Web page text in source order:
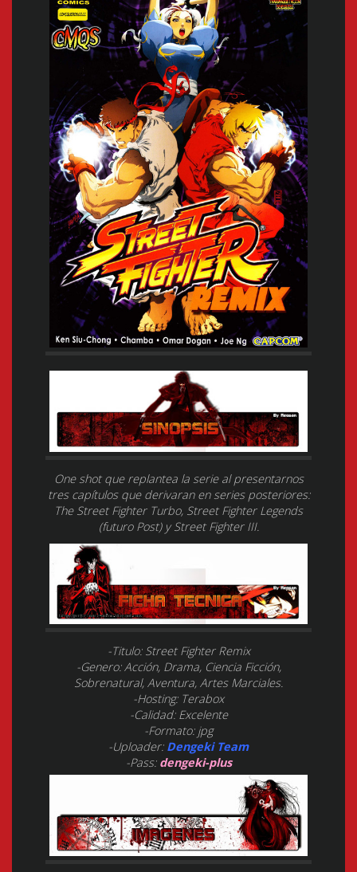
One shot que replantea la serie al presentarnos
tres capítulos que derivaran en series posteriores:
The Street Fighter Turbo, Street Fighter Legends
(futuro Post) y Street Fighter III.
-Titulo: Street Fighter Remix
-Genero: Acción, Drama, Ciencia Ficción,
Sobrenatural, Aventura, Artes Marciales.
-Hosting: Terabox
-Calidad: Excelente
-Formato: jpg
-Uploader: Dengeki Team
-Pass: dengeki-plus